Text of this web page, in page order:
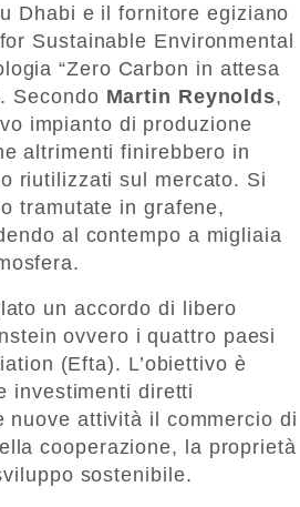
Dhabi e il fornitore egiziano
Sustainable Environmental
“Zero Carbon in attesa
Secondo Martin Reynolds,
impianto di produzione
altrimenti finirebbero in
riutilizzati sul mercato. Si
tramutate in grafene,
al contempo a migliaia
un accordo di libero
ovvero i quattro paesi
(Efta). L’obiettivo è
investimenti diretti
nuove attività il commercio di
cooperazione, la proprietà
sostenibile.